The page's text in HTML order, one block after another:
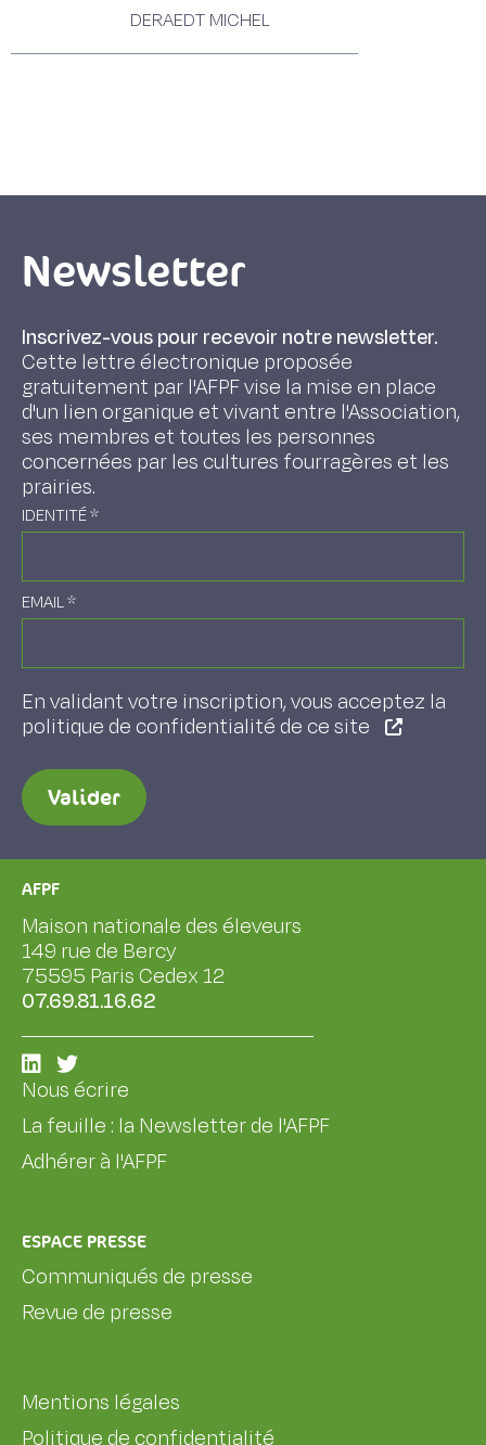
DERAEDT MICHEL
Newsletter
Inscrivez-vous pour recevoir notre newsletter.
Cette lettre électronique proposée
gratuitement par l'AFPF vise la mise en place
d'un lien organique et vivant entre l'Association,
ses membres et toutes les personnes
concernées par les cultures fourragères et les
prairies.
IDENTITÉ*
EMAIL*
En validant votre inscription, vous acceptez la
politique de confidentialité de ce site
Valider
AFPF
Maison nationale des éleveurs
149 rue de Bercy
75595 Paris Cedex 12
07.69.81.16.62
Nous écrire
La feuille : la Newsletter de l'AFPF
Adhérer à l'AFPF
ESPACE PRESSE
Communiqués de presse
Revue de presse
Mentions légales
Politique de confidentialité